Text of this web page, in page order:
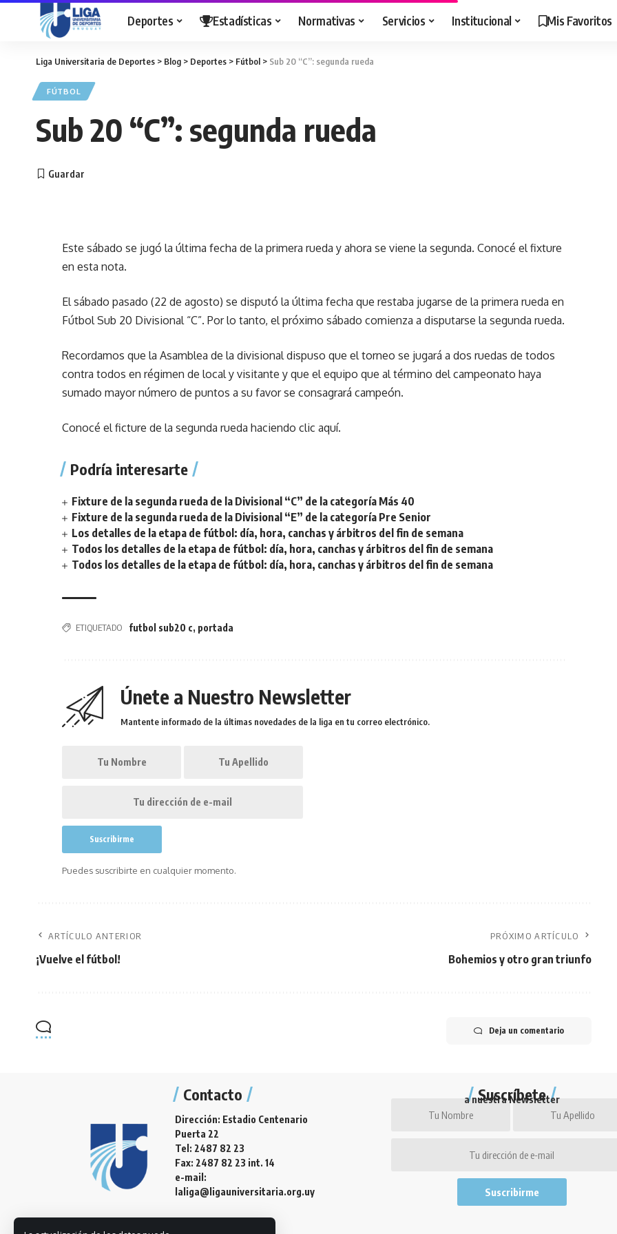
Deportes Estadísticas Normativas Servicios Institucional Mis Favoritos
Liga Universitaria de Deportes > Blog > Deportes > Fútbol > Sub 20 “C”: segunda rueda
FÚTBOL
Sub 20 “C”: segunda rueda
Este sábado se jugó la última fecha de la primera rueda y ahora se viene la segunda. Conocé el fixture
en esta nota.
El sábado pasado (22 de agosto) se disputó la última fecha que restaba jugarse de la primera rueda en
Fútbol Sub 20 Divisional “C”. Por lo tanto, el próximo sábado comienza a disputarse la segunda rueda.
Recordamos que la Asamblea de la divisional dispuso que el torneo se jugará a dos ruedas de todos
contra todos en régimen de local y visitante y que el equipo que al término del campeonato haya
sumado mayor número de puntos a su favor se consagrará campeón.
Conocé el ficture de la segunda rueda haciendoclic aquí.
Podría interesarte
Fixture de la segunda rueda de la Divisional “C” de la categoría Más 40
Fixture de la segunda rueda de la Divisional “E” de la categoría Pre Senior
Los detalles de la etapa de fútbol: día, hora, canchas y árbitros del fin de semana
Todos los detalles de la etapa de fútbol: día, hora, canchas y árbitros del fin de semana
Todos los detalles de la etapa de fútbol: día, hora, canchas y árbitros del fin de semana
ETIQUETADO futbol sub20 c, portada
Únete a Nuestro Newsletter
Mantente informado de la últimas novedades de la liga en tu correo electrónico.
Puedes suscribirte en cualquier momento.
ARTÍCULO ANTERIOR
¡Vuelve el fútbol!
PRÓXIMO ARTÍCULO
Bohemios y otro gran triunfo
Deja un comentario
Contacto
Dirección: Estadio Centenario
Puerta 22
Tel: 2487 82 23
Fax: 2487 82 23 int. 14
e-mail:
laliga@ligauniversitaria.org.uy
Suscríbete
a nuestra Newsletter